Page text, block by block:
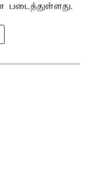
படைத்துள்ளது.